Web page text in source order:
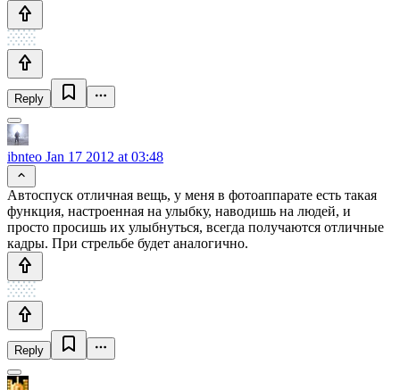
Reply
ibnteo Jan 17 2012 at 03:48
Автоспуск отличная вещь, у меня в фотоаппарате есть такая
функция, настроенная на улыбку, наводишь на людей, и
просто просишь их улыбнуться, всегда получаются отличные
кадры. При стрельбе будет аналогично.
Reply